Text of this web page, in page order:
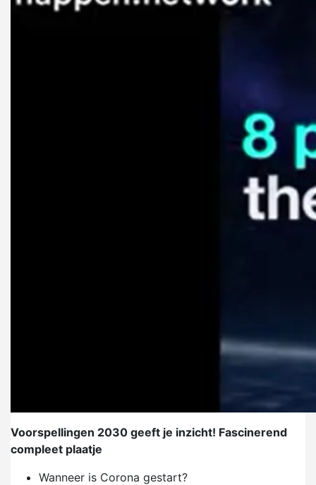
Voorspellingen 2030 geeft je inzicht! Fascinerend
compleet plaatje
Wanneer is Corona gestart?